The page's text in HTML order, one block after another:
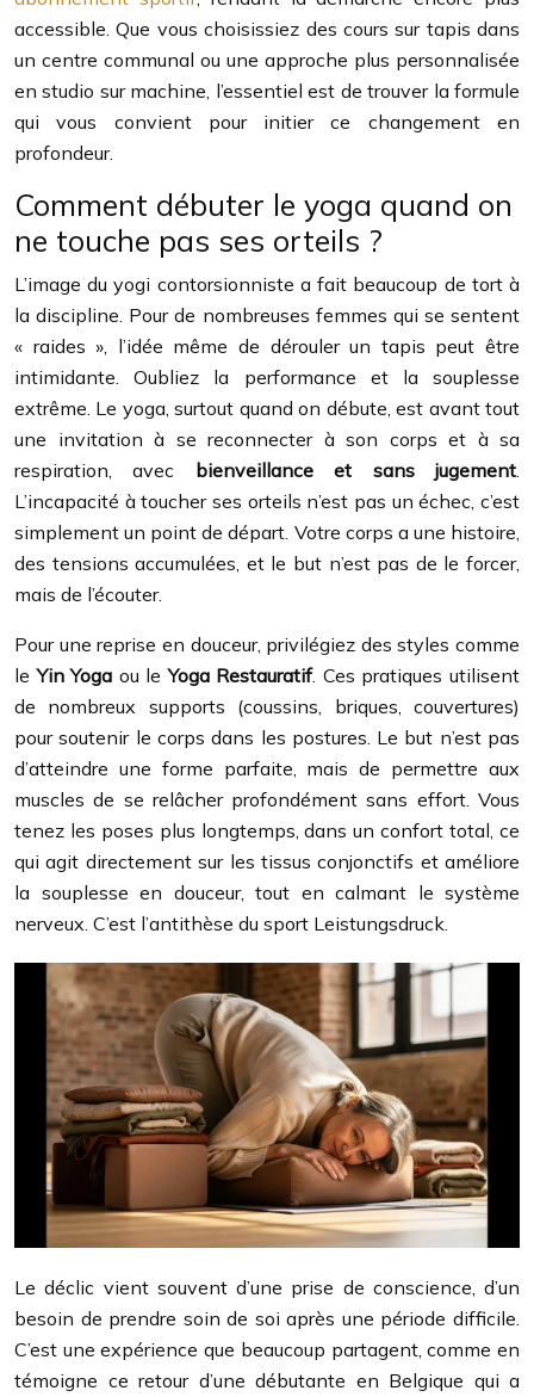
accessible. Que vous choisissiez des cours sur tapis dans
un centre communal ou une approche plus personnalisée
en studio sur machine, l’essentiel est de trouver la formule
qui vous convient pour initier ce changement en
profondeur.
Comment débuter le yoga quand on
ne touche pas ses orteils ?
L’image du yogi contorsionniste a fait beaucoup de tort à
la discipline. Pour de nombreuses femmes qui se sentent
« raides », l’idée même de dérouler un tapis peut être
intimidante. Oubliez la performance et la souplesse
extrême. Le yoga, surtout quand on débute, est avant tout
une invitation à se reconnecter à son corps et à sa
respiration, avec
bienveillance et sans jugement.
L’incapacité à toucher ses orteils n’est pas un échec, c’est
simplement un point de départ. Votre corps a une histoire,
des tensions accumulées, et le but n’est pas de le forcer,
mais de l’écouter.
Pour une reprise en douceur, privilégiez des styles comme
leYin Yoga ou leYoga Restauratif. Ces pratiques utilisent
de nombreux supports (coussins, briques, couvertures)
pour soutenir le corps dans les postures. Le but n’est pas
d’atteindre une forme parfaite, mais de permettre aux
muscles de se relâcher profondément sans effort. Vous
tenez les poses plus longtemps, dans un confort total, ce
qui agit directement sur les tissus conjonctifs et améliore
la souplesse en douceur, tout en calmant le système
nerveux. C’est l’antithèse du sport Leistungsdruck.
Le déclic vient souvent d’une prise de conscience, d’un
besoin de prendre soin de soi après une période difficile.
C’est une expérience que beaucoup partagent, comme en
témoigne ce retour d’une débutante en Belgique qui a